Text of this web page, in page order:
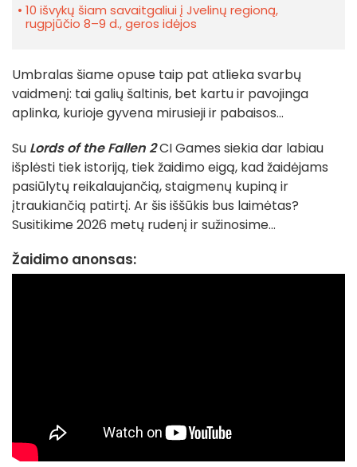
10 išvykų šiam savaitgaliui į Jvelinų regioną,
rugpjūčio 8–9 d., geros idėjos
Umbralas šiame opuse taip pat atlieka svarbų
vaidmenį: tai galių šaltinis, bet kartu ir pavojinga
aplinka, kurioje gyvena mirusieji ir pabaisos...
Su Lords of the Fallen 2CI Games siekia dar labiau
išplėsti tiek istoriją, tiek žaidimo eigą, kad žaidėjams
pasiūlytų reikalaujančią, staigmenų kupiną ir
įtraukiančią patirtį. Ar šis iššūkis bus laimėtas?
Susitikime 2026 metų rudenį ir sužinosime...
Žaidimo anonsas: